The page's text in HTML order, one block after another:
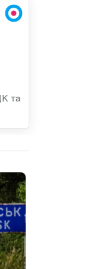
та